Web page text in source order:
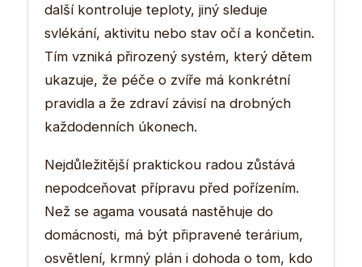
další kontroluje teploty, jiný sleduje
svlékání, aktivitu nebo stav očí a končetin.
Tím vzniká přirozený systém, který dětem
ukazuje, že péče o zvíře má konkrétní
pravidla a že zdraví závisí na drobných
každodenních úkonech.
Nejdůležitější praktickou radou zůstává
nepodceňovat přípravu před pořízením.
Než se agama vousatá nastěhuje do
domácnosti, má být připravené terárium,
osvětlení, krmný plán i dohoda o tom, kdo